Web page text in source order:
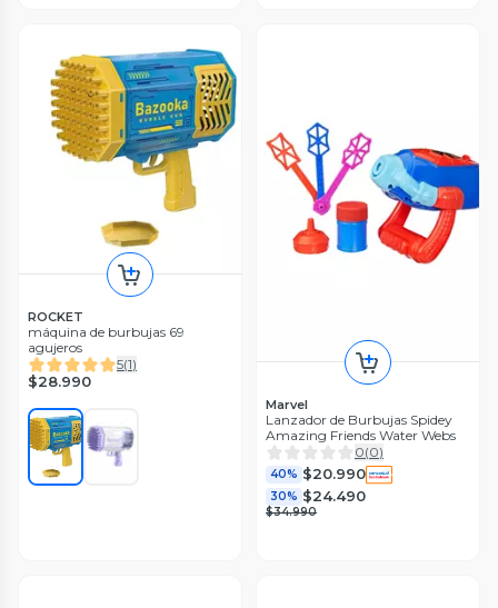
ROCKET
máquina de burbujas 69
agujeros
5(1)
$28.990
Marvel
Lanzador de Burbujas Spidey
Amazing Friends Water Webs
0(0)
40% $20.990
30% $24.490
$34.990